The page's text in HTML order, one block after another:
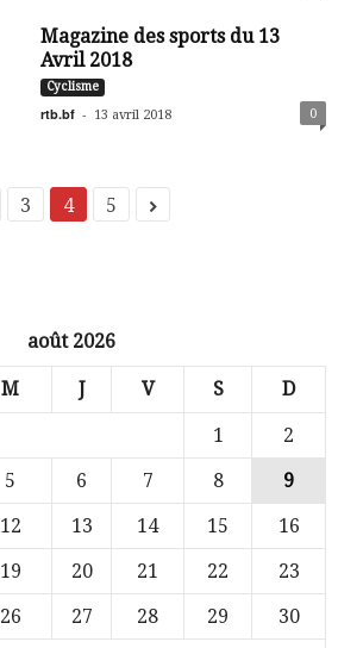
Magazine des sports du 13
Avril 2018
Cyclisme
rtb.bf - 13 avril 2018 0
3 4 5
août 2026
M J V S D
1
2
5 6 7 8
9
12 13 14 15
16
19 20 21 22
23
26 27 28 29
30